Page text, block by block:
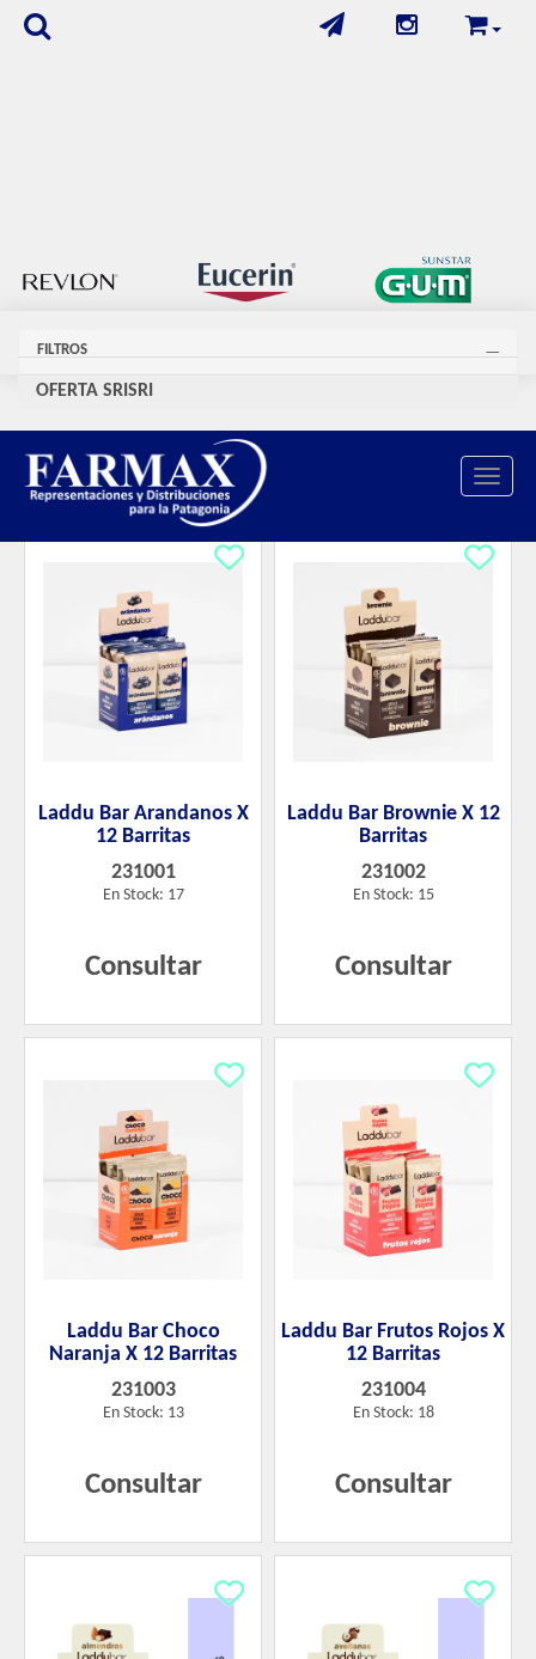
Toggle
FILTROS
OFERTA SRISRI
Se encontraron46 productos
Laddu Bar Arandanos X
12 Barritas
231001
En Stock: 17
Consultar
Laddu Bar Brownie X 12
Barritas
231002
En Stock: 15
Consultar
Laddu Bar Choco
Naranja X 12 Barritas
231003
En Stock: 13
Consultar
Laddu Bar Frutos Rojos X
12 Barritas
231004
En Stock: 18
Consultar